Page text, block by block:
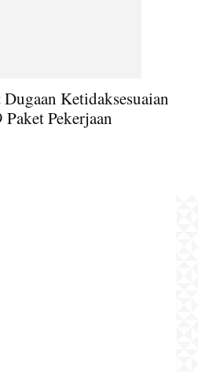
Ketidaksesuaian
Pekerjaan